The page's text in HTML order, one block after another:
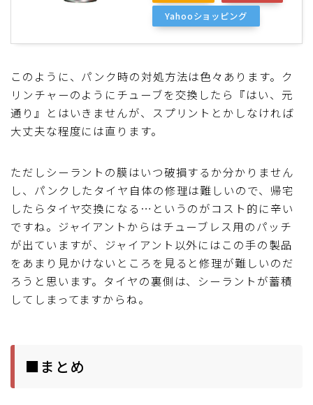
Yahooショッピング
このように、パンク時の対処方法は色々あります。ク
リンチャーのようにチューブを交換したら『はい、元
通り』とはいきませんが、スプリントとかしなければ
大丈夫な程度には直ります。
ただしシーラントの膜はいつ破損するか分かりません
し、パンクしたタイヤ自体の修理は難しいので、帰宅
したらタイヤ交換になる…というのがコスト的に辛い
ですね。ジャイアントからはチューブレス用のパッチ
が出ていますが、ジャイアント以外にはこの手の製品
をあまり見かけないところを見ると修理が難しいのだ
ろうと思います。タイヤの裏側は、シーラントが蓄積
してしまってますからね。
■まとめ